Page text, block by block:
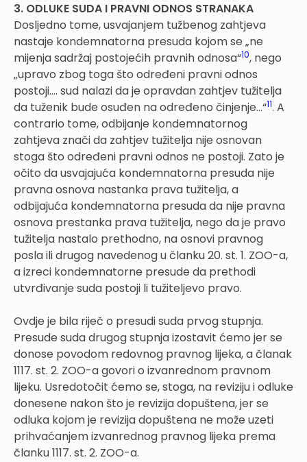
3. ODLUKE SUDA I PRAVNI ODNOS STRANAKA
Dosljedno tome, usvajanjem tužbenog zahtjeva
nastaje kondemnatorna presuda kojom se „ne
mijenja sadržaj postojećih pravnih odnosa“10, nego
„upravo zbog toga što određeni pravni odnos
postoji…. sud nalazi da je opravdan zahtjev tužitelja
da tuženik bude osuđen na određeno činjenje…“11. A
contrario tome, odbijanje kondemnatornog
zahtjeva znači da zahtjev tužitelja nije osnovan
stoga što određeni pravni odnos ne postoji. Zato je
očito da usvajajuća kondemnatorna presuda nije
pravna osnova nastanka prava tužitelja, a
odbijajuća kondemnatorna presuda da nije pravna
osnova prestanka prava tužitelja, nego da je pravo
tužitelja nastalo prethodno, na osnovi pravnog
posla ili drugog navedenog u članku 20. st. 1. ZOO-a,
a izreci kondemnatorne presude da prethodi
utvrđivanje suda postoji li tužiteljevo pravo.
Ovdje je bila riječ o presudi suda prvog stupnja.
Presude suda drugog stupnja izostavit ćemo jer se
donose povodom redovnog pravnog lijeka, a članak
1117. st. 2. ZOO-a govori o izvanrednom pravnom
lijeku. Usredotočit ćemo se, stoga, na reviziju i odluke
donesene nakon što je revizija dopuštena, jer se
odluka kojom je revizija dopuštena ne može uzeti
prihvaćanjem izvanrednog pravnog lijeka prema
članku 1117. st. 2. ZOO-a.